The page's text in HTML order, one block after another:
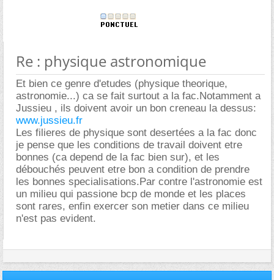
Re : physique astronomique
Et bien ce genre d'etudes (physique theorique,
astronomie...) ca se fait surtout a la fac.Notamment a
Jussieu , ils doivent avoir un bon creneau la dessus:
www.jussieu.fr
Les filieres de physique sont desertées a la fac donc
je pense que les conditions de travail doivent etre
bonnes (ca depend de la fac bien sur), et les
débouchés peuvent etre bon a condition de prendre
les bonnes specialisations.Par contre l'astronomie est
un milieu qui passione bcp de monde et les places
sont rares, enfin exercer son metier dans ce milieu
n'est pas evident.